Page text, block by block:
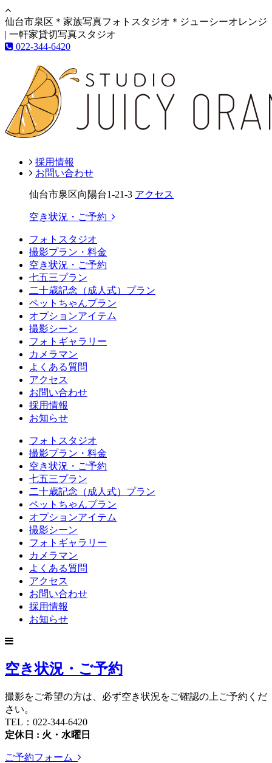
仙台市泉区＊家族写真フォトスタジオ＊ジューシーオレンジ
| 一軒家貸切写真スタジオ
022-344-6420
採用情報
お問い合わせ
仙台市泉区向陽台1-21-3 アクセス
空き状況・ご予約
フォトスタジオ
撮影プラン・料金
空き状況・ご予約
七五三プラン
二十歳記念（成人式）プラン
ペットちゃんプラン
オプションアイテム
撮影シーン
フォトギャラリー
カメラマン
よくある質問
アクセス
お問い合わせ
採用情報
お知らせ
フォトスタジオ
撮影プラン・料金
空き状況・ご予約
七五三プラン
二十歳記念（成人式）プラン
ペットちゃんプラン
オプションアイテム
撮影シーン
フォトギャラリー
カメラマン
よくある質問
アクセス
お問い合わせ
採用情報
お知らせ
空き状況・ご予約
撮影をご希望の方は、必ず空き状況をご確認の上ご予約くだ
さい。
TEL：022-344-6420
定休日 : 火・水曜日
ご予約フォーム